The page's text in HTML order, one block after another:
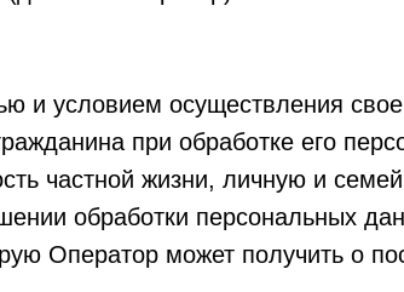
и условием осуществления
при обработке его
частной жизни, личную и
обработки персональных
Оператор может получить о